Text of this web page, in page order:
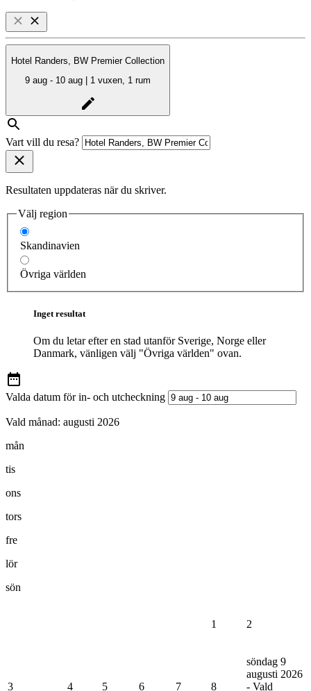
Hotel Randers, BW Premier Collection
9 aug - 10 aug | 1 vuxen, 1 rum
Vart vill du resa?
Resultaten uppdateras när du skriver.
Välj region
Skandinavien
Övriga världen
Inget resultat
Om du letar efter en stad utanför Sverige, Norge eller
Danmark, vänligen välj "Övriga världen" ovan.
Valda datum för in- och utcheckning
Vald månad: augusti 2026
mån
tis
ons
tors
fre
lör
sön
1 2
3 4 5 6 7 8
söndag 9
augusti 2026
- Vald